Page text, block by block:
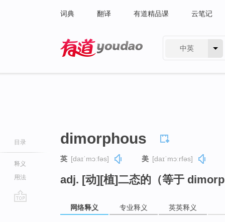
词典 翻译 有道精品课 云笔记
中英
目录
释义
用法
dimorphous
英 [daɪˈmɔːfəs] 美 [daɪˈmɔːrfəs]
adj. [动][植]二态的（等于
网络释义 专业释义 英英释义